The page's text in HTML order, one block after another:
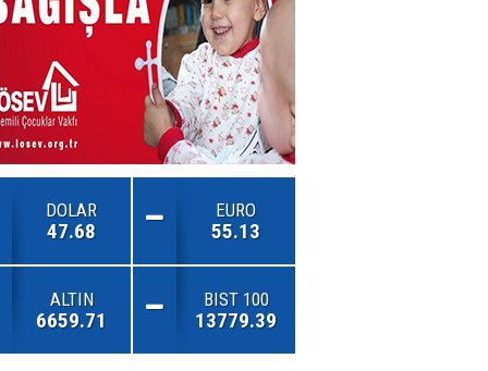
DOLAR
47.68
EURO
55.13
ALTIN
6659.71
BIST 100
13779.39